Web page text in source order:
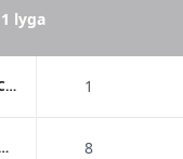
lyga
1
8